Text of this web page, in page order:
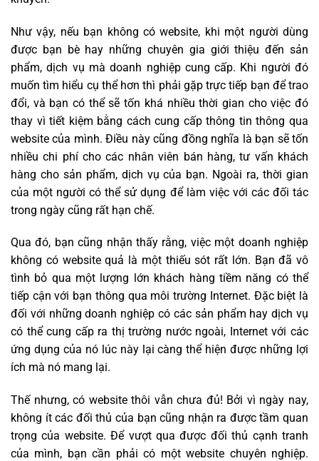
Như vậy, nếu bạn không có website, khi một người dùng
được bạn bè hay những chuyên gia giới thiệu đến sản
phẩm, dịch vụ mà doanh nghiệp cung cấp. Khi người đó
muốn tìm hiểu cụ thể hơn thì phải gặp trực tiếp bạn để trao
đổi, và bạn có thể sẽ tốn khá nhiều thời gian cho việc đó
thay vì tiết kiệm bằng cách cung cấp thông tin thông qua
website của mình. Điều này cũng đồng nghĩa là bạn sẽ tốn
nhiều chi phí cho các nhân viên bán hàng, tư vấn khách
hàng cho sản phẩm, dịch vụ của bạn. Ngoài ra, thời gian
của một người có thể sử dụng để làm việc với các đối tác
trong ngày cũng rất hạn chế.
Qua đó, bạn cũng nhận thấy rằng, việc một doanh nghiệp
không có website quả là một thiếu sót rất lớn. Bạn đã vô
tình bỏ qua một lượng lớn khách hàng tiềm năng có thể
tiếp cận với bạn thông qua môi trường Internet. Đặc biệt là
đối với những doanh nghiệp có các sản phẩm hay dịch vụ
có thể cung cấp ra thị trường nước ngoài, Internet với các
ứng dụng của nó lúc này lại càng thể hiện được những lợi
ích mà nó mang lại.
Thế nhưng, có website thôi vẫn chưa đủ! Bởi vì ngày nay,
không ít các đối thủ của bạn cũng nhận ra được tầm quan
trọng của website. Để vượt qua được đối thủ cạnh tranh
của mình, bạn cần phải có một website chuyên nghiệp.